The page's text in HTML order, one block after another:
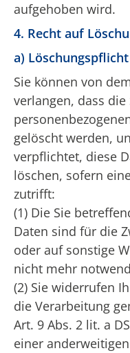
aufgehoben wird.
4. Recht auf
a) Löschungspflicht
Sie können von
verlangen, dass
gelöscht werden,
verpflichtet, diese
löschen, sofern
zutrifft:
(1) Die Sie
Daten sind für die
oder auf sonstige
nicht mehr
(2) Sie widerrufen
die Verarbeitung
Art. 9 Abs. 2 lit. a
einer